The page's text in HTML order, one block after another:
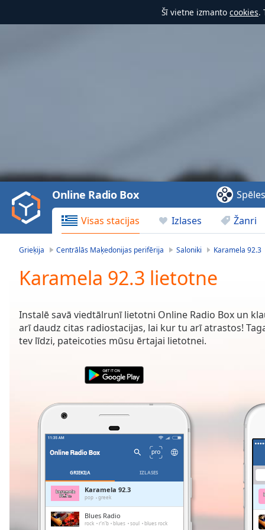
Šī vietne izmanto cookies.
Play
Video
Play
Backward
Skip
Current
Time0:00
Duration-:-
Loaded:
0.00%
Remaining
Visas stacijas Izlases Žanri
Online Radio Box Spēles
Grieķija Centrālās Maķedonijas perifērija Saloniki Karamela 92.3
Karamela 92.3 lietotne
Instalē savā viedtālrunī lietotni Online Radio Box un
arī daudz citas radiostacijas, lai kur tu arī atrastos!
tev līdzi, pateicoties mūsu ērtajai lietotnei.
GRIEĶIJA IZLASES
Karamela 92.3
pop greek
Blues Radio
rock r'n'b blues soul blues rock